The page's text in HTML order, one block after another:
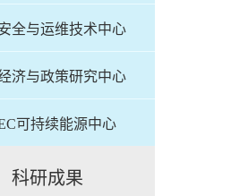
全与运维技术中心
济与政策研究中心
可持续能源中心
科研成果